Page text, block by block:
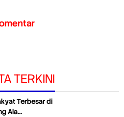
TERKINI
Terbesar di
Ala…